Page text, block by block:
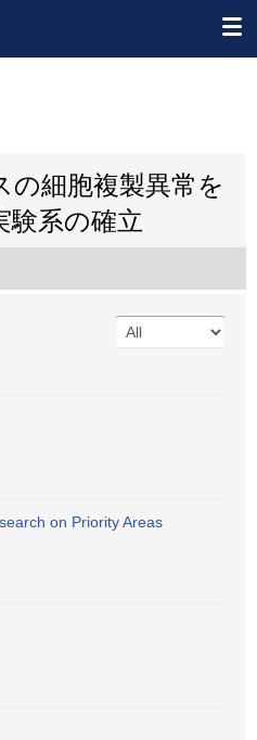
の細胞複製異常を
験系の確立
on Priority Areas